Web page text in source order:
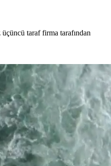
taraf firma tarafından